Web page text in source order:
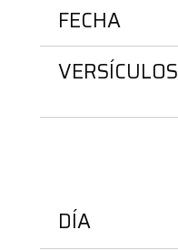
FECHA
VERSÍCULOS
DÍA